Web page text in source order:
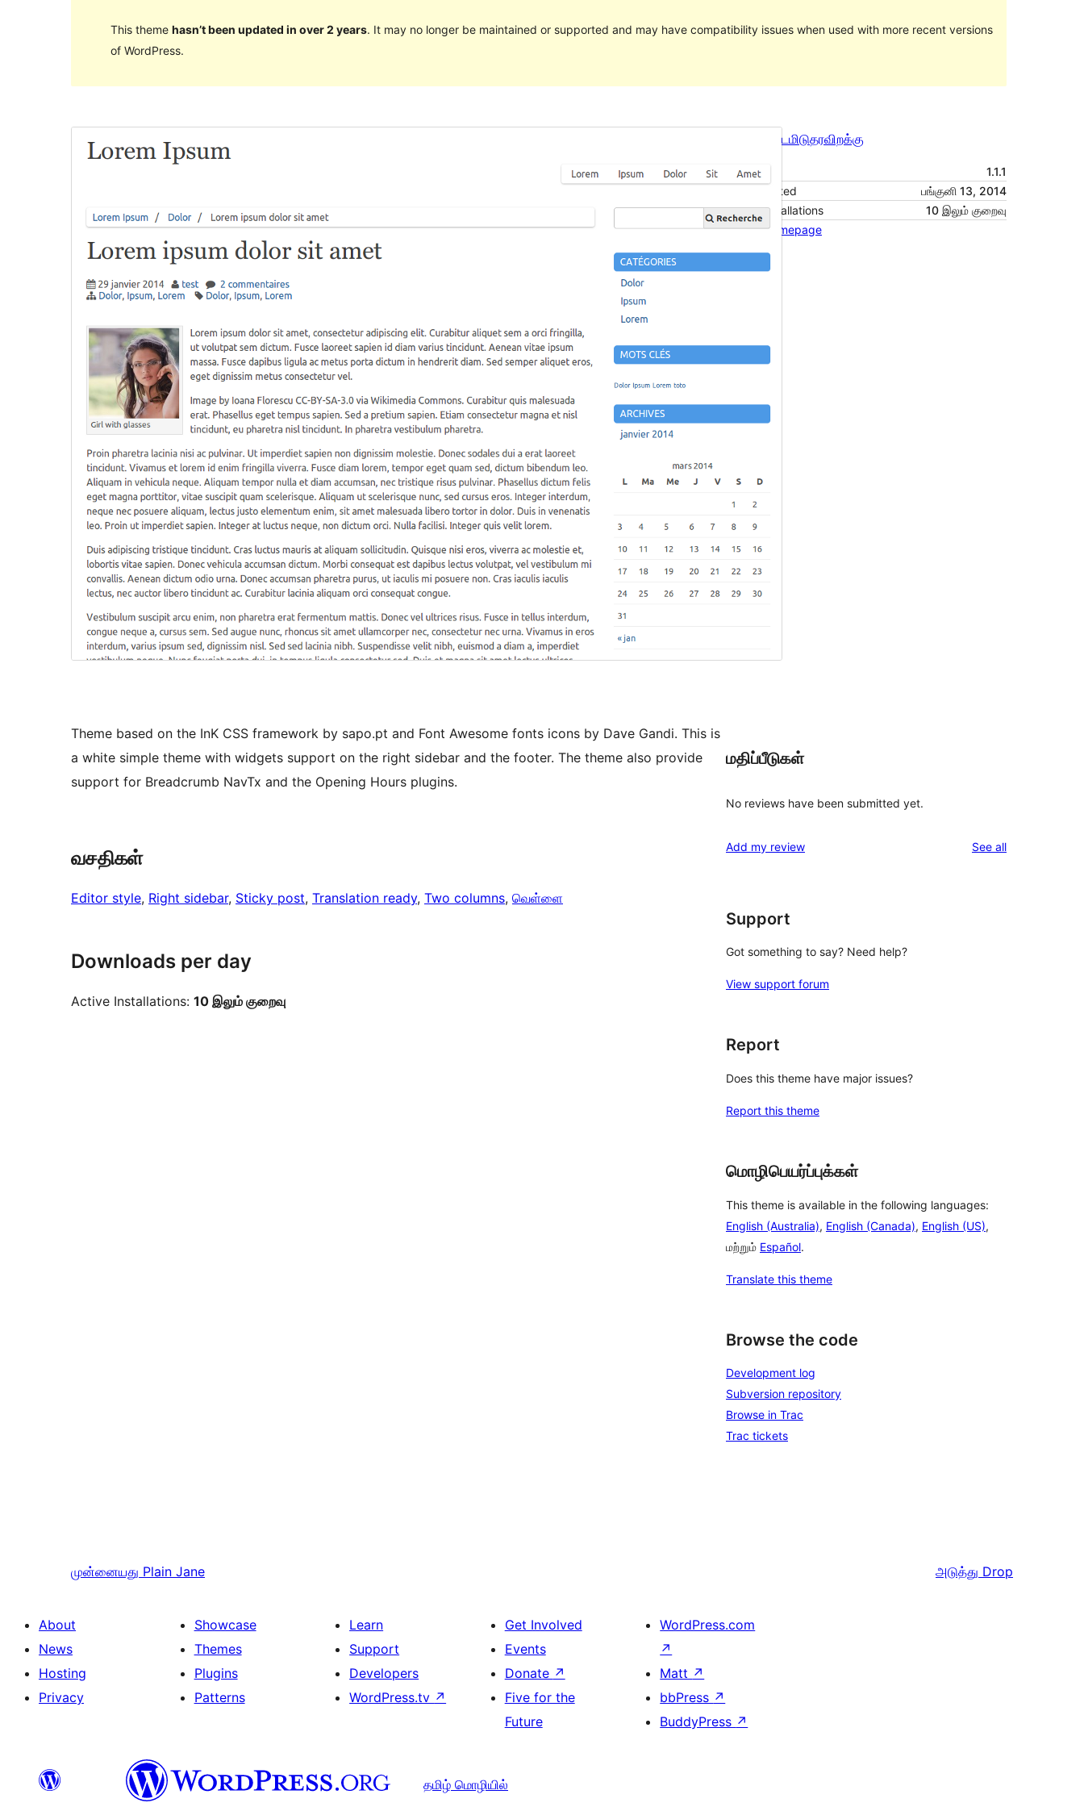
This theme hasn’t been updated in over 2 years. It may no longer be maintained or supported and may have compatibility issues when used with more recent versions
of WordPress.
முன்னோட்டமிடுதரவிறக்கு
பதிப்பு
1.1.1
Last updated
பங்குனி 13, 2014
Active installations
10 இலும் குறைவு
Theme homepage
Theme based on the InK CSS framework by sapo.pt and Font Awesome fonts icons by Dave Gandi. This is
a white simple theme with widgets support on the right sidebar and the footer. The theme also provide
support for Breadcrumb NavTx and the Opening Hours plugins.
வசதிகள்
Editor style, Right sidebar, Sticky post, Translation ready, Two columns, வெள்ளை
Downloads per day
Active Installations: 10 இலும் குறைவு
மதிப்பீடுகள்
No reviews have been submitted yet.
Add my review See allreviews
Support
Got something to say? Need help?
View support forum
Report
Does this theme have major issues?
Report this theme
மொழிபெயர்ப்புக்கள்
This theme is available in the following languages:
English (Australia), English (Canada), English (US),
மற்றும் Español.
Translate this theme
Browse the code
Development log
Subversion repository
Browse in Trac
Trac tickets
முன்னையது Plain Jane அடுத்து Drop
About
News
Hosting
Privacy
Showcase
Themes
Plugins
Patterns
Learn
Support
Developers
WordPress.tv ↗
Get Involved
Events
Donate ↗
Five for the
Future
WordPress.com
↗
Matt ↗
bbPress ↗
BuddyPress ↗
தமிழ் மொழியில்